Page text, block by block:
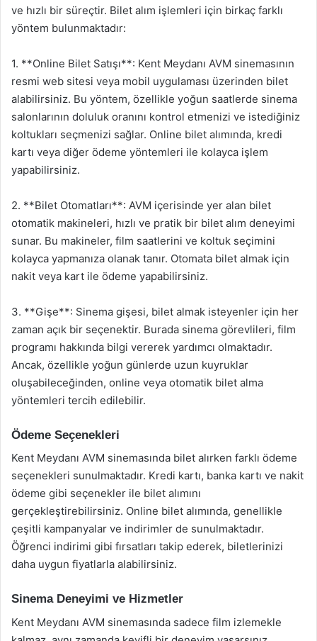
ve hızlı bir süreçtir. Bilet alım işlemleri için birkaç farklı
yöntem bulunmaktadır:
1. **Online Bilet Satışı**: Kent Meydanı AVM sinemasının
resmi web sitesi veya mobil uygulaması üzerinden bilet
alabilirsiniz. Bu yöntem, özellikle yoğun saatlerde sinema
salonlarının doluluk oranını kontrol etmenizi ve istediğiniz
koltukları seçmenizi sağlar. Online bilet alımında, kredi
kartı veya diğer ödeme yöntemleri ile kolayca işlem
yapabilirsiniz.
2. **Bilet Otomatları**: AVM içerisinde yer alan bilet
otomatik makineleri, hızlı ve pratik bir bilet alım deneyimi
sunar. Bu makineler, film saatlerini ve koltuk seçimini
kolayca yapmanıza olanak tanır. Otomata bilet almak için
nakit veya kart ile ödeme yapabilirsiniz.
3. **Gişe**: Sinema gişesi, bilet almak isteyenler için her
zaman açık bir seçenektir. Burada sinema görevlileri, film
programı hakkında bilgi vererek yardımcı olmaktadır.
Ancak, özellikle yoğun günlerde uzun kuyruklar
oluşabileceğinden, online veya otomatik bilet alma
yöntemleri tercih edilebilir.
Ödeme Seçenekleri
Kent Meydanı AVM sinemasında bilet alırken farklı ödeme
seçenekleri sunulmaktadır. Kredi kartı, banka kartı ve nakit
ödeme gibi seçenekler ile bilet alımını
gerçekleştirebilirsiniz. Online bilet alımında, genellikle
çeşitli kampanyalar ve indirimler de sunulmaktadır.
Öğrenci indirimi gibi fırsatları takip ederek, biletlerinizi
daha uygun fiyatlarla alabilirsiniz.
Sinema Deneyimi ve Hizmetler
Kent Meydanı AVM sinemasında sadece film izlemekle